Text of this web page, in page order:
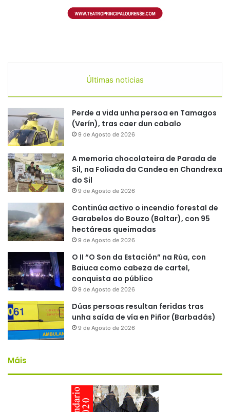
Últimas noticias
Perde a vida unha persoa en Tamagos
(Verín), tras caer dun cabalo
9 de Agosto de 2026
A memoria chocolateira de Parada de
Sil, na Foliada da Candea en Chandrexa
do Sil
9 de Agosto de 2026
Continúa activo o incendio forestal de
Garabelos do Bouzo (Baltar), con 95
hectáreas queimadas
9 de Agosto de 2026
O II “O Son da Estación” na Rúa, con
Baiuca como cabeza de cartel,
conquista ao público
9 de Agosto de 2026
Dúas persoas resultan feridas tras
unha saída de vía en Piñor (Barbadás)
9 de Agosto de 2026
Máis